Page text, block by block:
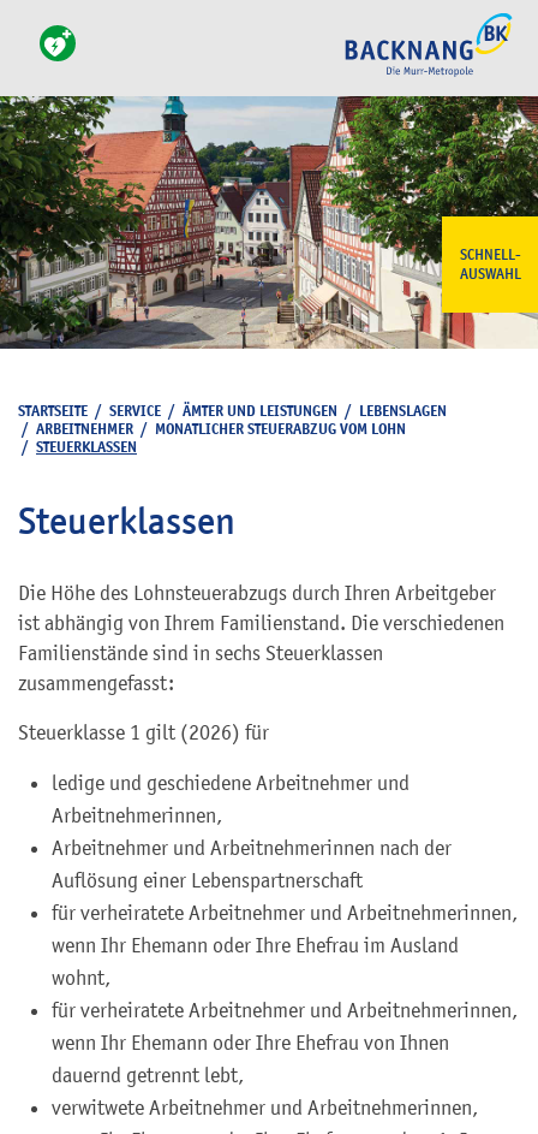
SCHNELL-
AUSWAHL
STARTSEITE / SERVICE / ÄMTER UND LEISTUNGEN / LEBENSLAGEN
/ ARBEITNEHMER / MONATLICHER STEUERABZUG VOM LOHN
/ STEUERKLASSEN
Steuerklassen
Die Höhe des Lohnsteuerabzugs durch Ihren Arbeitgeber
ist abhängig von Ihrem Familienstand. Die verschiedenen
Familienstände sind in sechs Steuerklassen
zusammengefasst:
Steuerklasse 1 gilt (2026) für
ledige und geschiedene Arbeitnehmer und
Arbeitnehmerinnen,
Arbeitnehmer und Arbeitnehmerinnen nach der
Auflösung einer Lebenspartnerschaft
für verheiratete Arbeitnehmer und Arbeitnehmerinnen,
wenn Ihr Ehemann oder Ihre Ehefrau im Ausland
wohnt,
für verheiratete Arbeitnehmer und Arbeitnehmerinnen,
wenn Ihr Ehemann oder Ihre Ehefrau von Ihnen
dauernd getrennt lebt,
verwitwete Arbeitnehmer und Arbeitnehmerinnen,